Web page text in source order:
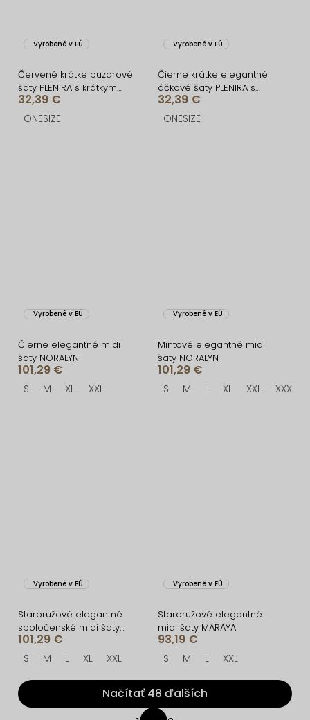
Vyrobené v EÚ
Červené krátke puzdrové
šaty PLENIRA s krátkym
rukávom
32,39 €
ONESIZE
Vyrobené v EÚ
Čierne krátke elegantné
áčkové šaty PLENIRA s
krátkym rukávom
32,39 €
ONESIZE
Vyrobené v EÚ
Čierne elegantné midi
šaty NORALYN
101,29 €
S M XL XXL
Vyrobené v EÚ
Mintové elegantné midi
šaty NORALYN
101,29 €
S M L XL XXL XXXL
Vyrobené v EÚ
Staroružové elegantné
spoločenské midi šaty
NORALYN
101,29 €
S M L XL XXL
Vyrobené v EÚ
Staroružové elegantné
midi šaty MARAYA
93,19 €
S M L XXL
Načítať 48 ďalších